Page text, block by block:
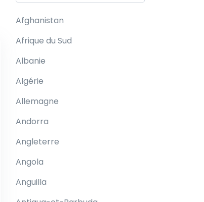
Afghanistan
Afrique du Sud
Albanie
Algérie
Allemagne
Andorra
Angleterre
Angola
Anguilla